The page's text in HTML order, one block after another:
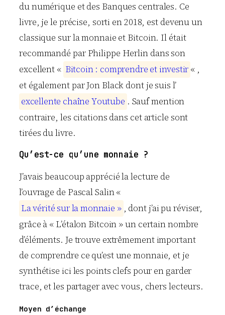
du numérique et des Banques centrales. Ce
livre, je le précise, sorti en 2018, est devenu un
classique sur la monnaie et Bitcoin. Il était
recommandé par Philippe Herlin dans son
excellent « Bitcoin : comprendre et investir « ,
et également par Jon Black dont je suis l’
excellente chaîne Youtube . Sauf mention
contraire, les citations dans cet article sont
tirées du livre.
Qu’est-ce qu’une monnaie ?
J’avais beaucoup apprécié la lecture de
l’ouvrage de Pascal Salin «
Lavérité surlamonnaie » , dont j’ai pu réviser,
grâce à « L’étalon Bitcoin » un certain nombre
d’éléments. Je trouve extrêmement important
de comprendre ce qu’est une monnaie, et je
synthétise ici les points clefs pour en garder
trace, et les partager avec vous, chers lecteurs.
Moyen d’échange